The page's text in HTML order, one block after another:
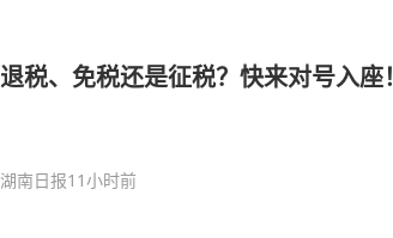
退税、免税还是征税？快来对号入座！
湖南日报11小时前